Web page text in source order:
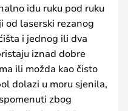
idu ruku pod ruku
od laserski rezanog
i jednog ili dva
iznad dobre
ili možda kao čisto
dolazi u moru sjenila,
zbog